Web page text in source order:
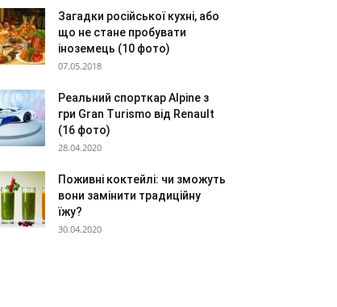
Загадки російської кухні, або
що не стане пробувати
іноземець (10 фото)
07.05.2018
Реальний спорткар Alpine з
гри Gran Turismo від Renault
(16 фото)
28.04.2020
Поживні коктейлі: чи зможуть
вони замінити традиційну
їжу?
30.04.2020